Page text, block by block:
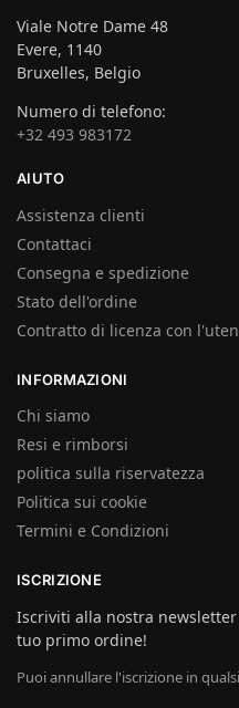
Viale Notre Dame 48
Evere, 1140
Bruxelles, Belgio
Numero di telefono:
+32 493 983172
AIUTO
Assistenza clienti
Contattaci
Consegna e spedizione
Stato dell'ordine
Contratto di licenza con
INFORMAZIONI
Chi siamo
Resi e rimborsi
politica sulla riservatezza
Politica sui cookie
Termini e Condizioni
ISCRIZIONE
Iscriviti alla nostra
tuo primo ordine!
Puoi annullare l'iscrizione in